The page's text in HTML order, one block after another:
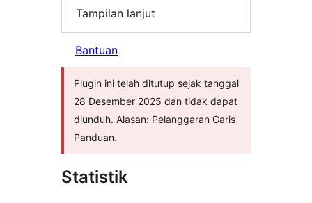
Tampilan lanjut
Bantuan
Plugin ini telah ditutup sejak tanggal
28 Desember 2025 dan tidak dapat
diunduh. Alasan: Pelanggaran Garis
Panduan.
Statistik